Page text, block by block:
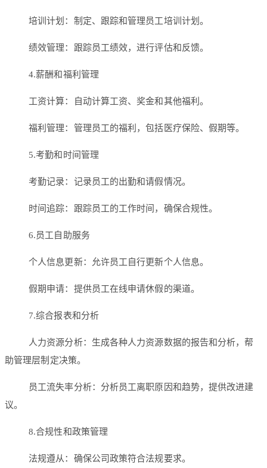
培训计划：制定、跟踪和管理员工培训计划。
绩效管理：跟踪员工绩效，进行评估和反馈。
4.薪酬和福利管理
工资计算：自动计算工资、奖金和其他福利。
福利管理：管理员工的福利，包括医疗保险、假期等。
5.考勤和时间管理
考勤记录：记录员工的出勤和请假情况。
时间追踪：跟踪员工的工作时间，确保合规性。
6.员工自助服务
个人信息更新：允许员工自行更新个人信息。
假期申请：提供员工在线申请休假的渠道。
7.综合报表和分析
人力资源分析：生成各种人力资源数据的报告和分析，帮
助管理层制定决策。
员工流失率分析：分析员工离职原因和趋势，提供改进建
议。
8.合规性和政策管理
法规遵从：确保公司政策符合法规要求。